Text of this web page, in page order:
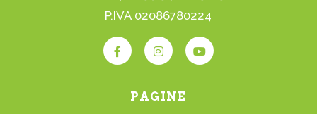
P.IVA 02086780224
PAGINE